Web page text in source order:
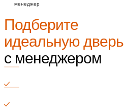
менеджер
Подберите
идеальную дверь
с менеджером